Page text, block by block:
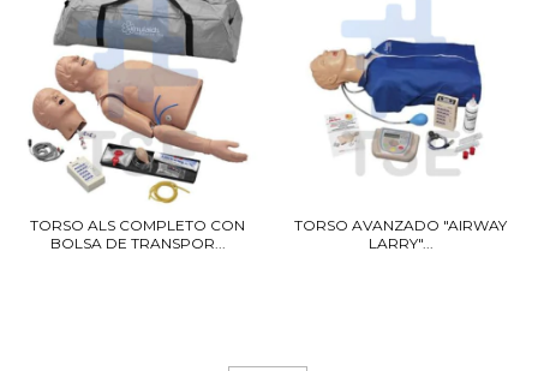
TORSO ALS COMPLETO CON
BOLSA DE TRANSPOR...
TORSO AVANZADO "AIRWAY
LARRY"...